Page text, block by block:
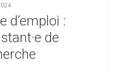
d’emploi :
de